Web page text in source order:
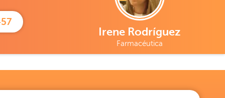
Irene Rodríguez
Farmacéutica